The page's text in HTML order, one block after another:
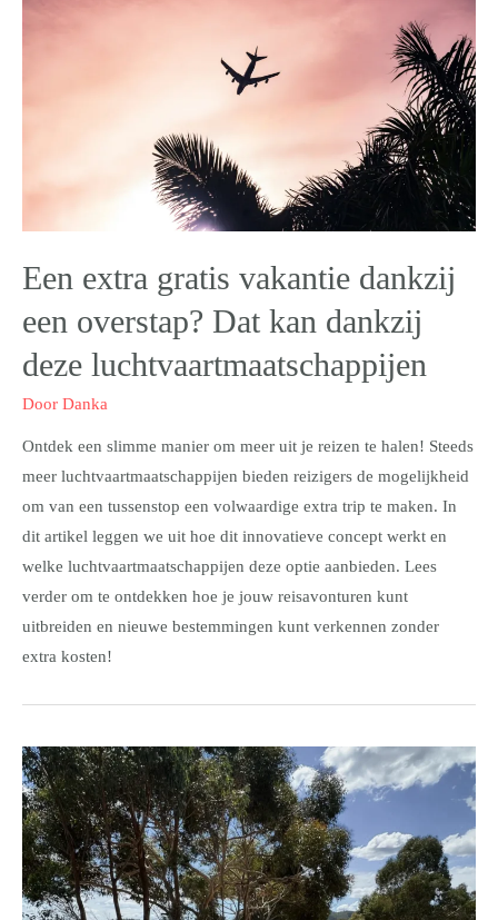
Een extra gratis vakantie dankzij
een overstap? Dat kan dankzij
deze luchtvaartmaatschappijen
Door Danka
Ontdek een slimme manier om meer uit je reizen te halen! Steeds
meer luchtvaartmaatschappijen bieden reizigers de mogelijkheid
om van een tussenstop een volwaardige extra trip te maken. In
dit artikel leggen we uit hoe dit innovatieve concept werkt en
welke luchtvaartmaatschappijen deze optie aanbieden. Lees
verder om te ontdekken hoe je jouw reisavonturen kunt
uitbreiden en nieuwe bestemmingen kunt verkennen zonder
extra kosten!